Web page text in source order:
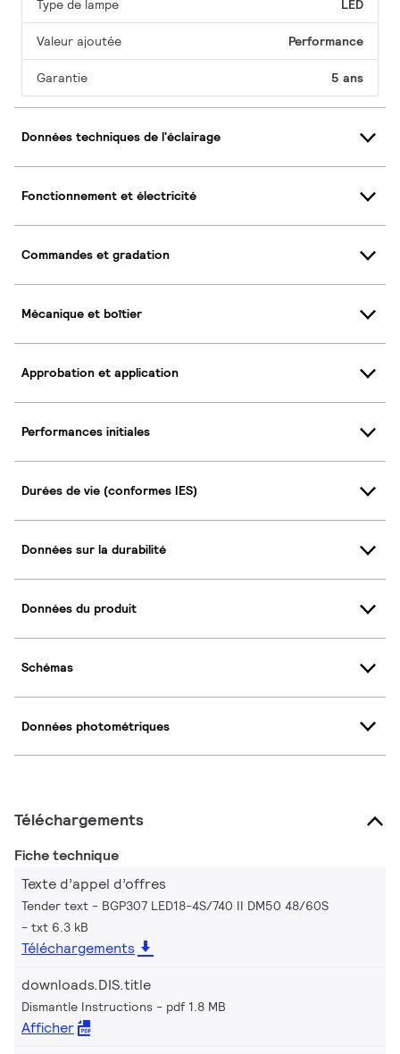
Type de lampe LED
Valeur ajoutée Performance
Garantie 5 ans
Données techniques de l'éclairage
Fonctionnement et électricité
Commandes et gradation
Mécanique et boîtier
Approbation et application
Performances initiales
Durées de vie (conformes IES)
Données sur la durabilité
Données du produit
Schémas
Données photométriques
Téléchargements
Fiche technique
Texte d’appel d’offres
Tender text - BGP307 LED18-4S/740 II DM50 48/60S
txt 6.3 kB
Téléchargements
downloads.DIS.title
Dismantle Instructions pdf 1.8 MB
Afficher